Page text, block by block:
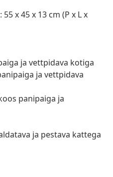
x 45 x 13 cm (P x L x
ja vettpidava kotiga
ja vettpidava
panipaiga ja
ja pestava kattega